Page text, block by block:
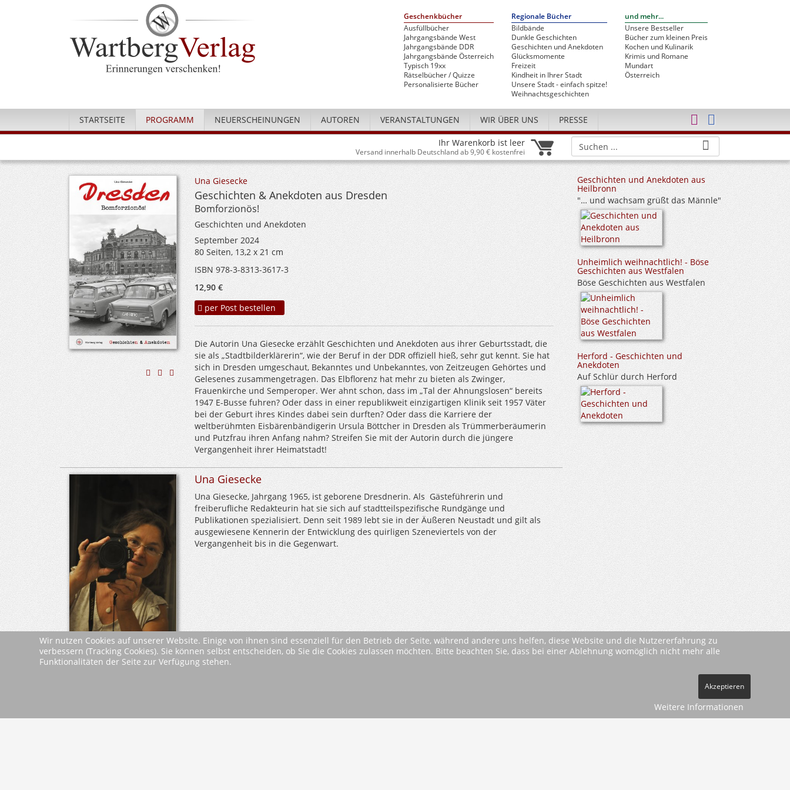
Geschenkbücher
Ausfüllbücher
Jahrgangsbände West
Jahrgangsbände DDR
Jahrgangsbände Österreich
Typisch 19xx
Rätselbücher / Quizze
Personalisierte Bücher
Regionale Bücher
Bildbände
Dunkle Geschichten
Geschichten und Anekdoten
Glücksmomente
Freizeit
Kindheit in Ihrer Stadt
Unsere Stadt - einfach spitze!
Weihnachtsgeschichten
und mehr...
Unsere Bestseller
Bücher zum kleinen Preis
Kochen und Kulinarik
Krimis und Romane
Mundart
Österreich
STARTSEITE PROGRAMM NEUERSCHEINUNGEN AUTOREN VERANSTALTUNGEN WIR ÜBER UNS PRESSE
Ihr Warenkorb ist leer
Versand innerhalb Deutschland ab 9,90 € kostenfrei
Una Giesecke
Geschichten & Anekdoten aus Dresden
Bomforzionös!
Geschichten und Anekdoten
September 2024
80 Seiten, 13,2 x 21 cm
ISBN 978-3-8313-3617-3
12,90 €
per Post bestellen
Die Autorin Una Giesecke erzählt Geschichten und Anekdoten aus ihrer Geburtsstadt, die
sie als „Stadtbilderklärerin“, wie der Beruf in der DDR offiziell hieß, sehr gut kennt. Sie hat
sich in Dresden umgeschaut, Bekanntes und Unbekanntes, von Zeitzeugen Gehörtes und
Gelesenes zusammengetragen. Das Elbflorenz hat mehr zu bieten als Zwinger,
Frauenkirche und Semperoper. Wer ahnt schon, dass im „Tal der Ahnungslosen“ bereits
1947 E-Busse fuhren? Oder dass in einer republikweit einzigartigen Klinik seit 1957 Väter
bei der Geburt ihres Kindes dabei sein durften? Oder dass die Karriere der
weltberühmten Eisbärenbändigerin Ursula Böttcher in Dresden als Trümmerberäumerin
und Putzfrau ihren Anfang nahm? Streifen Sie mit der Autorin durch die jüngere
Vergangenheit ihrer Heimatstadt!
Una Giesecke
Una Giesecke, Jahrgang 1965, ist geborene Dresdnerin. Als Gästeführerin und
freiberufliche Redakteurin hat sie sich auf stadtteilspezifische Rundgänge und
Publikationen spezialisiert. Denn seit 1989 lebt sie in der Äußeren Neustadt und gilt als
ausgewiesene Kennerin der Entwicklung des quirligen Szeneviertels von der
Vergangenheit bis in die Gegenwart.
Leseproben &
Presseinformation
Geschichten und Anekdoten aus
Heilbronn
"… und wachsam grüßt das Männle"
Unheimlich weihnachtlich! - Böse
Geschichten aus Westfalen
Böse Geschichten aus Westfalen
Herford - Geschichten und
Anekdoten
Auf Schlür durch Herford
Wir nutzen Cookies auf unserer Website. Einige von ihnen sind essenziell für den Betrieb der Seite, während andere uns helfen, diese Website und die Nutzererfahrung zu
verbessern (Tracking Cookies). Sie können selbst entscheiden, ob Sie die Cookies zulassen möchten. Bitte beachten Sie, dass bei einer Ablehnung womöglich nicht mehr alle
Funktionalitäten der Seite zur Verfügung stehen.
Akzeptieren
Weitere Informationen